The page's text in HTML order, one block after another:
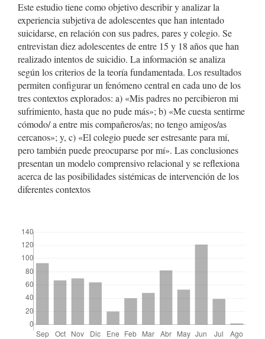
Este estudio tiene como objetivo describir y analizar la
experiencia subjetiva de adolescentes que han intentado
suicidarse, en relación con sus padres, pares y colegio. Se
entrevistan diez adolescentes de entre 15 y 18 años que han
realizado intentos de suicidio. La información se analiza
según los criterios de la teoría fundamentada. Los resultados
permiten configurar un fenómeno central en cada uno de los
tres contextos explorados: a) «Mis padres no percibieron mi
sufrimiento, hasta que no pude más»; b) «Me cuesta sentirme
cómodo/ a entre mis compañeros/as; no tengo amigos/as
cercanos»; y, c) «El colegio puede ser estresante para mí,
pero también puede preocuparse por mí». Las conclusiones
presentan un modelo comprensivo relacional y se reflexiona
acerca de las posibilidades sistémicas de intervención de los
diferentes contextos